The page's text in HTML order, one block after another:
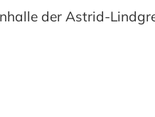
der Astrid-